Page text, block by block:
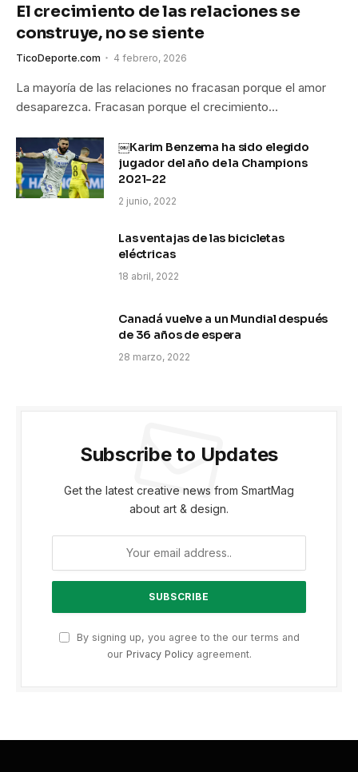
El crecimiento de las relaciones se
construye, no se siente
TicoDeporte.com 4 febrero, 2026
La mayoría de las relaciones no fracasan porque el amor
desaparezca. Fracasan porque el crecimiento…
￼Karim Benzema ha sido elegido
jugador del año de la Champions
2021-22
2 junio, 2022
Las ventajas de las bicicletas
eléctricas
18 abril, 2022
Canadá vuelve a un Mundial después
de 36 años de espera
28 marzo, 2022
Subscribe to Updates
Get the latest creative news from SmartMag
about art & design.
By signing up, you agree to the our terms and
our Privacy Policyagreement.